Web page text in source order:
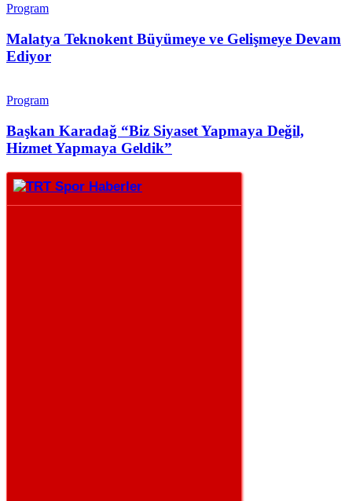
Program
Malatya Teknokent Büyümeye ve Gelişmeye Devam
Ediyor
Program
Başkan Karadağ “Biz Siyaset Yapmaya Değil,
Hizmet Yapmaya Geldik”